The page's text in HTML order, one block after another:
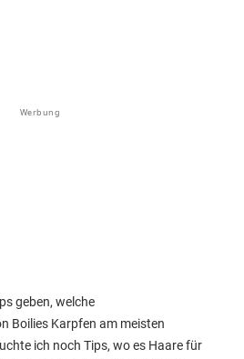
Werbung
geben, welche
Boilies Karpfen am meisten
ich noch Tips, wo es Haare für